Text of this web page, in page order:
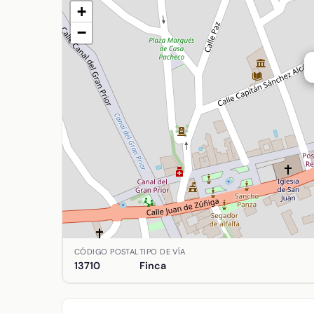
+
−
Ubicación de Casa del Cura en Argamasilla de
CÓDIGO POSTAL
13710
TIPO DE VÍA
Finca